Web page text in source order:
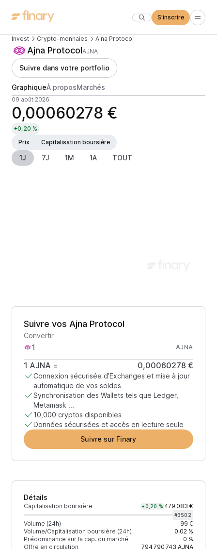
S'inscrire
Invest Crypto-monnaies Ajna Protocol
Ajna ProtocolAJNA
Suivre dans votre portfolio
GraphiqueÀ proposMarchés
09 août 2026
0,00060278 €
+0,20 %
Prix
Capitalisation boursière
1J 7J 1M 1A TOUT
Suivre vos Ajna Protocol
Convertir
AJNA
1 AJNA = 0,00060278 €
Connexion sécurisée d’Exchanges et mise à jour
automatique de vos soldes
Synchronisation des Wallets tels que Ledger,
Metamask ...
10,000 cryptos disponibles
Données sécurisées et accès en lecture seule
Suivre sur Finary
Détails
Capitalisation boursière +0,20 % 479 083 €
#3502
Volume (24h)
99 €
Volume/Capitalisation boursière (24h)
0,02 %
Prédominance sur la cap. du marché
0 %
Offre en circulation
794 790 743 AJNA